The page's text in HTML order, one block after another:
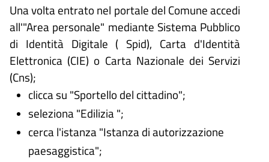
Una volta entrato nel portale del Comune accedi
all'"Area personale" mediante Sistema Pubblico
di Identità Digitale ( Spid), Carta d'Identità
Elettronica (CIE) o Carta Nazionale dei Servizi
(Cns);
clicca su "Sportello del cittadino";
seleziona "Edilizia ";
cerca l'istanza "Istanza di autorizzazione
paesaggistica";